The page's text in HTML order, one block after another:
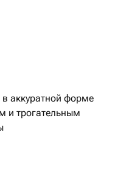
аккуратной форме
и трогательным
декор и